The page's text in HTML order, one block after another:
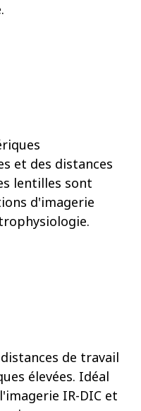
et des distances
lentilles sont
d'imagerie
de travail
élevées. Idéal
IR-DIC et